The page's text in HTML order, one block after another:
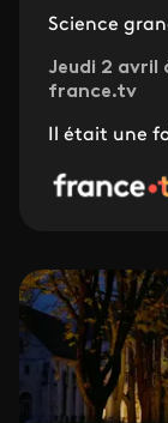
Science
Jeudi 2 avril
france.tv
Il était une